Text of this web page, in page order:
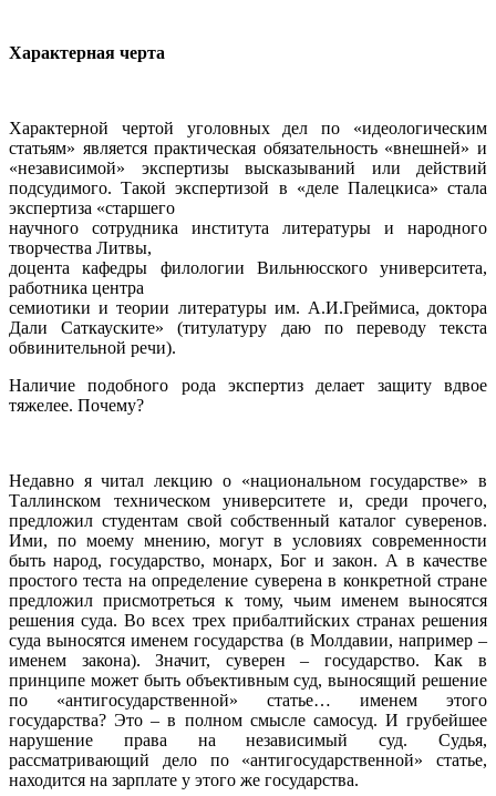
Характерная черта
Характерной чертой уголовных дел по «идеологическим
статьям» является практическая обязательность «внешней» и
«независимой» экспертизы высказываний или действий
подсудимого. Такой экспертизой в «деле Палецкиса» стала
экспертиза «старшего
научного сотрудника института литературы и народного
творчества Литвы,
доцента кафедры филологии Вильнюсского университета,
работника центра
семиотики и теории литературы им. А.И.Греймиса, доктора
Дали Саткауските» (титулатуру даю по переводу текста
обвинительной речи).
Наличие подобного рода экспертиз делает защиту вдвое
тяжелее. Почему?
Недавно я читал лекцию о «национальном государстве» в
Таллинском техническом университете и, среди прочего,
предложил студентам свой собственный каталог суверенов.
Ими, по моему мнению, могут в условиях современности
быть народ, государство, монарх, Бог и закон. А в качестве
простого теста на определение суверена в конкретной стране
предложил присмотреться к тому, чьим именем выносятся
решения суда. Во всех трех прибалтийских странах решения
суда выносятся именем государства (в Молдавии, например –
именем закона). Значит, суверен – государство. Как в
принципе может быть объективным суд, выносящий решение
по «антигосударственной» статье… именем этого
государства? Это – в полном смысле самосуд. И грубейшее
нарушение права на независимый суд. Судья,
рассматривающий дело по «антигосударственной» статье,
находится на зарплате у этого же государства.